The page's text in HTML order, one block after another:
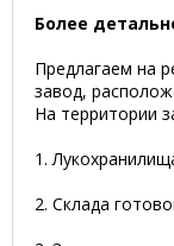
Более
Предлагаем на
завод,
На территории
1.
2. Склада